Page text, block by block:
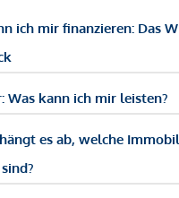
ich mir finanzieren: Das
Was kann ich mir leisten?
es ab, welche